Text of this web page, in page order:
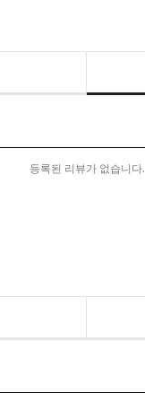
등록된 리뷰가 없습니다.